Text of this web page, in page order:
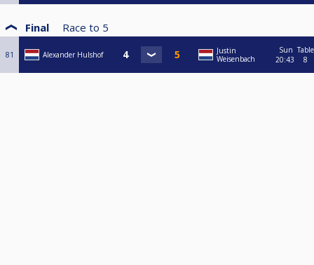
Final Race to 5
81 Alexander Hulshof
Justin
Weisenbach
Sun
20:43
Table
8